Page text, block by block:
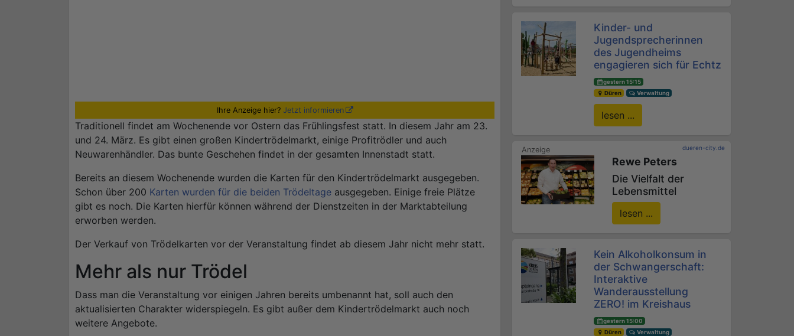
Ihre Anzeige hier? Jetzt informieren
Traditionell findet am Wochenende vor Ostern das Frühlingsfest statt. In diesem Jahr am 23.
und 24. März. Es gibt einen großen Kindertrödelmarkt, einige Profitrödler und auch
Neuwarenhändler. Das bunte Geschehen findet in der gesamten Innenstadt statt.
Bereits an diesem Wochenende wurden die Karten für den Kindertrödelmarkt ausgegeben.
Schon über 200 Karten wurden für die beiden Trödeltage ausgegeben. Einige freie Plätze
gibt es noch. Die Karten hierfür können während der Dienstzeiten in der Marktabteilung
erworben werden.
Der Verkauf von Trödelkarten vor der Veranstaltung findet ab diesem Jahr nicht mehr statt.
Mehr als nur Trödel
Dass man die Veranstaltung vor einigen Jahren bereits umbenannt hat, soll auch den
aktualisierten Charakter widerspiegeln. Es gibt außer dem Kindertrödelmarkt auch noch
weitere Angebote.
Kinder- und
Jugendsprecherinnen
des Jugendheims
engagieren sich für Echtz
gestern 15:15
Düren
Verwaltung
lesen ...
dueren-city.de
Rewe Peters
Die Vielfalt der
Lebensmittel
lesen ...
Kein Alkoholkonsum in
der Schwangerschaft:
Interaktive
Wanderausstellung
ZERO! im Kreishaus
gestern 15:00
Düren
Verwaltung